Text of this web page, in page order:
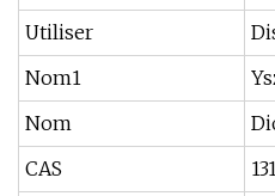
Utiliser
Nom1
Nom
CAS